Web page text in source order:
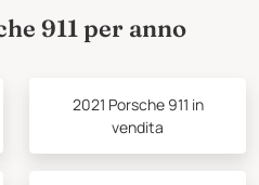
911 per anno
2021 Porsche 911 in
vendita